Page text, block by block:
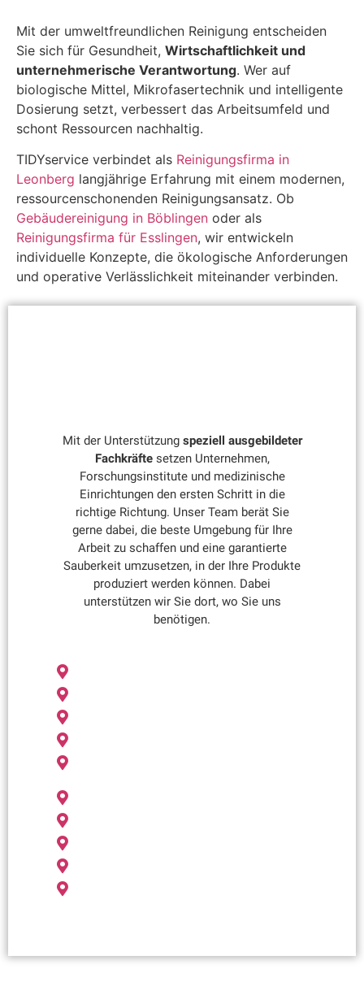
Mit der umweltfreundlichen Reinigung entscheiden
Sie sich für Gesundheit, Wirtschaftlichkeit und
unternehmerische Verantwortung. Wer auf
biologische Mittel, Mikrofasertechnik und intelligente
Dosierung setzt, verbessert das Arbeitsumfeld und
schont Ressourcen nachhaltig.
TIDYservice verbindet als Reinigungsfirma in
Leonberg langjährige Erfahrung mit einem modernen,
ressourcenschonenden Reinigungsansatz. Ob
Gebäudereinigung in Böblingen oder als
Reinigungsfirma für Esslingen, wir entwickeln
individuelle Konzepte, die ökologische Anforderungen
und operative Verlässlichkeit miteinander verbinden.
Mit der Unterstützung speziell ausgebildeter
Fachkräftesetzen Unternehmen,
Forschungsinstitute und medizinische
Einrichtungen den ersten Schritt in die
richtige Richtung. Unser Team berät Sie
gerne dabei, die beste Umgebung für Ihre
Arbeit zu schaffen und eine garantierte
Sauberkeit umzusetzen, in der Ihre Produkte
produziert werden können. Dabei
unterstützen wir Sie dort, wo Sie uns
benötigen.